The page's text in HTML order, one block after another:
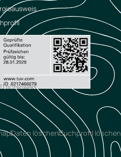
Hinweis
Daten löschenSuchprofil löschen